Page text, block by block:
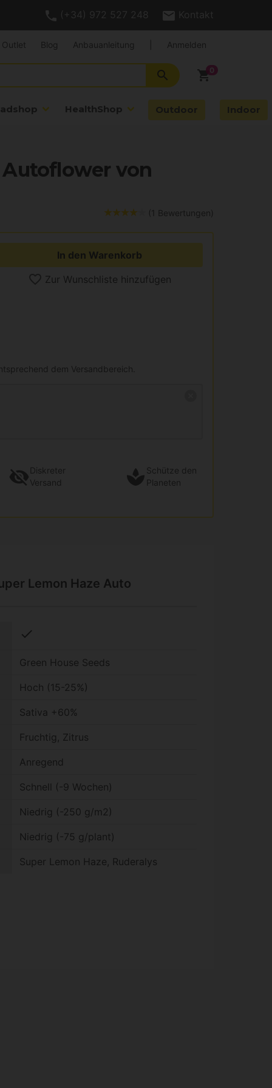
(+34) 972 527 248 Kontakt
shopping_cart
search
HealthShop Outdoor Indoor
Outlet Blog Anbauanleitung Anmelden
Autoflower von
(1 Bewertungen)
In den Warenkorb
Zur Wunschliste hinzufügen
dem Versandbereich.
Diskreter
Versand
Schütze den
Planeten
Lemon Haze Auto
check
Green House Seeds
Hoch (15-25%)
Sativa +60%
Fruchtig, Zitrus
Anregend
Schnell (-9 Wochen)
Niedrig (-250 g/m2)
Niedrig (-75 g/plant)
Super Lemon Haze, Ruderalys